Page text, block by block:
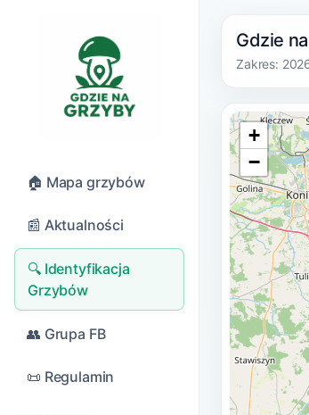
🏠 Mapa grzybów
📰 Aktualności
🔍 Identyfikacja
Grzybów
👥 Grupa FB
📜 Regulamin
Gdzie
Zakres:
+
−